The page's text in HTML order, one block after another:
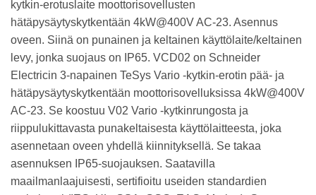
kytkin-erotuslaite moottorisovellusten
hätäpysäytyskytkentään 4kW@400V AC-23. Asennus
oveen. Siinä on punainen ja keltainen käyttölaite/keltainen
levy, jonka suojaus on IP65. VCD02 on Schneider
Electricin 3-napainen TeSys Vario -kytkin-erotin pää- ja
hätäpysäytyskytkentään moottorisovelluksissa 4kW@400V
AC-23. Se koostuu V02 Vario -kytkinrungosta ja
riippulukittavasta punakeltaisesta käyttölaitteesta, joka
asennetaan oveen yhdellä kiinnityksellä. Se takaa
asennuksen IP65-suojauksen. Saatavilla
maailmanlaajuisesti, sertifioitu useiden standardien